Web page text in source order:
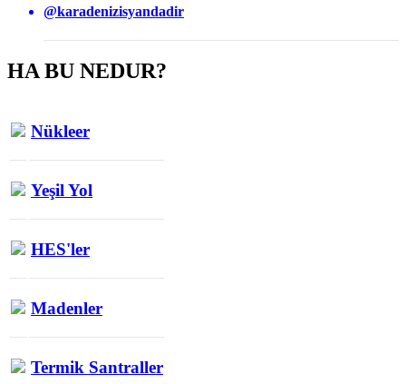
@karadenizisyandadir
HA BU NEDUR?
Nükleer
Yeşil Yol
HES'ler
Madenler
Termik Santraller